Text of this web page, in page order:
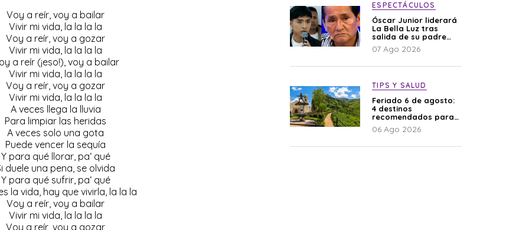
Voy a reír, voy a bailar
Vivir mi vida, la la la la
Voy a reír, voy a gozar
Vivir mi vida, la la la la
a reír (¡eso!), voy a bailar
Vivir mi vida, la la la la
Voy a reír, voy a gozar
Vivir mi vida, la la la la
A veces llega la lluvia
Para limpiar las heridas
A veces solo una gota
Puede vencer la sequía
Y para qué llorar, pa‘ qué
duele una pena, se olvida
Y para qué sufrir, pa‘ qué
la vida, hay que vivirla, la la la
Voy a reír, voy a bailar
Vivir mi vida, la la la la
Voy a reír, voy a gozar
ESPECTÁCULOS
Óscar Junior liderará
La Bella Luz tras
salida de su padre
por polémica con
Naldy Saldaña
07 Ago 2026
TIPS Y SALUD
Feriado 6 de agosto:
4 destinos
recomendados para
disfrutar el descanso
06 Ago 2026